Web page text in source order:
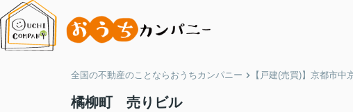
全国の不動産のことならおうちカンパニー 【戸建(売買)】京都市中
橘柳町 売りビル